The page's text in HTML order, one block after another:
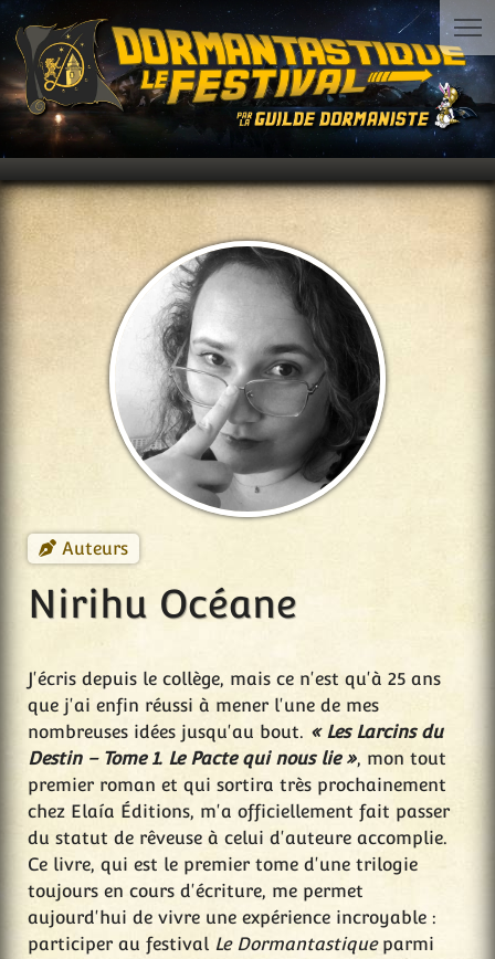
Auteurs
Nirihu Océane
J'écris depuis le collège, mais ce n'est qu'à 25 ans
que j'ai enfin réussi à mener l'une de mes
nombreuses idées jusqu'au bout. « Les Larcins du
Destin – Tome 1. Le Pacte qui nous lie », mon tout
premier roman et qui sortira très prochainement
chez Elaía Éditions, m'a officiellement fait passer
du statut de rêveuse à celui d'auteure accomplie.
Ce livre, qui est le premier tome d'une trilogie
toujours en cours d'écriture, me permet
aujourd'hui de vivre une expérience incroyable :
participer au festival Le Dormantastiqueparmi